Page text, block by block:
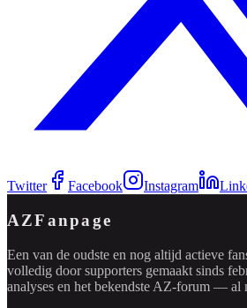
Twitter Facebook Instagram
AZFanpage
Een van de oudste en nog altijd actieve
volledig door supporters gemaakt sinds
analyses en het bekendste AZ-forum — al